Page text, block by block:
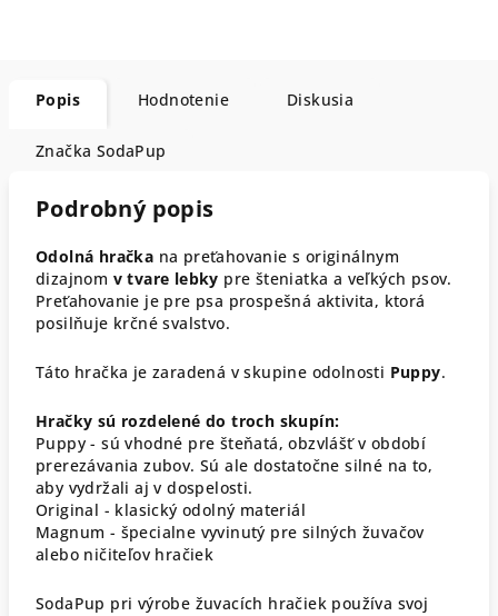
Popis Hodnotenie Diskusia
Značka SodaPup
Podrobný popis
Odolná hračka na preťahovanie s originálnym
dizajnom v tvare lebky pre šteniatka a veľkých psov.
Preťahovanie je pre psa prospešná aktivita, ktorá
posilňuje krčné svalstvo.
Táto hračka je zaradená v skupine odolnosti Puppy.
Hračky sú rozdelené do troch skupín:
Puppy - sú vhodné pre šteňatá, obzvlášť v období
prerezávania zubov. Sú ale dostatočne silné na to,
aby vydržali aj v dospelosti.
Original - klasický odolný materiál
Magnum - špecialne vyvinutý pre silných žuvačov
alebo ničiteľov hračiek
SodaPup pri výrobe žuvacích hračiek používa svoj